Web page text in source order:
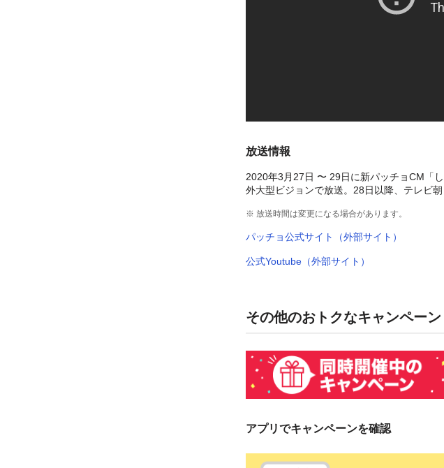
放送情報
2020年3月27日 〜 29日に新パッチョCM「
外大型ビジョンで放送。28日以降、テレビ
※ 放送時間は変更になる場合があります。
パッチョ公式サイト（外部サイト）
公式Youtube（外部サイト）
その他のおトクなキャンペーン
アプリでキャンペーンを確認